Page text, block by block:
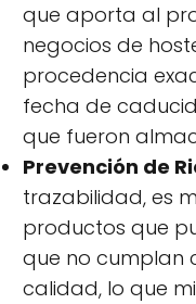
que aporta al
negocios de
procedencia
fecha de
que fueron
Prevención de
trazabilidad, es
productos que
que no cumplan
calidad, lo que